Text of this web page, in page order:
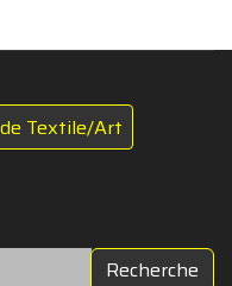
Textile/Art
Recherche